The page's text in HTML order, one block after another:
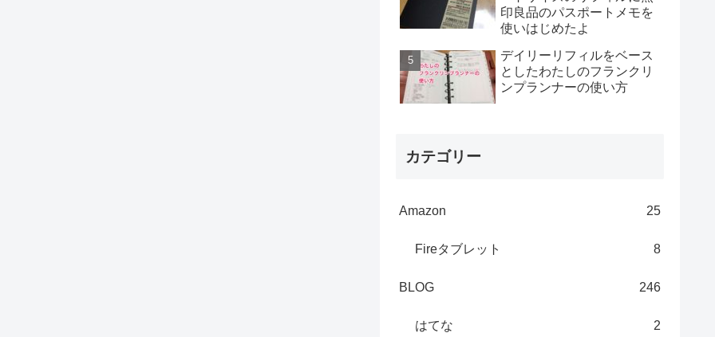
印良品のパスポートメモを
使いはじめたよ
デイリーリフィルをベース
としたわたしのフランクリ
ンプランナーの使い方
カテゴリー
Amazon 25
Fireタブレット 8
BLOG 246
はてな 2